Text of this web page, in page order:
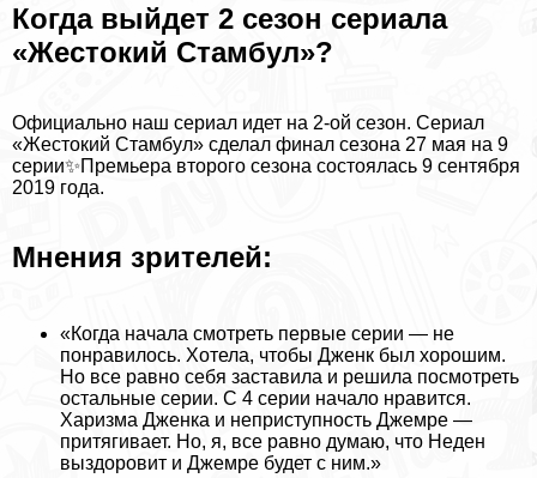
Когда выйдет 2 сезон сериала
«Жестокий Стамбул»?
Официально наш сериал идет на 2-ой сезон. Сериал
«Жестокий Стамбул» сделал финал сезона 27 мая на 9
серии✨Премьера второго сезона состоялась 9 сентября
2019 года.
Мнения зрителей:
«Когда начала смотреть первые серии — не
понравилось. Хотела, чтобы Дженк был хорошим.
Но все равно себя заставила и решила посмотреть
остальные серии. С 4 серии начало нравится.
Харизма Дженка и неприступность Джемре —
притягивает. Но, я, все равно думаю, что Неден
выздоровит и Джемре будет с ним.»